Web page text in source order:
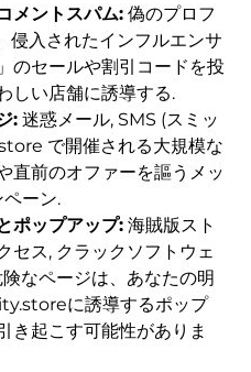
メントスパム:偽のプロフ
侵入されたインフルエンサ
のセールや割引コードを投
しい店舗に誘導する.
:迷惑メール, SMS (スミッ
で開催される大規模な
直前のオファーを謳うメッ
ーン.
ポップアップ:海賊版スト
セス, クラックソフトウェ
なページは、あなたの明
に誘導するポップ
き起こす可能性がありま